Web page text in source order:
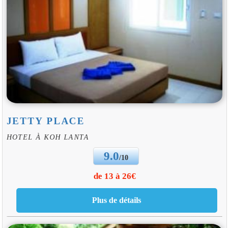
JETTY PLACE
HOTEL À KOH LANTA
9.0/10
de 13 à 26€